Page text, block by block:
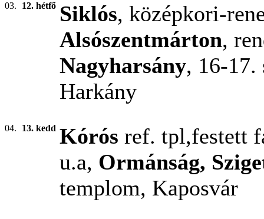
03. 12. hétfő Siklós, középkori-
Alsószentmárton,
Nagyharsány, 16-17.
Harkány
04. 13. kedd Kórós ref. tpl,festett
u.a, Ormánság,
templom, Kaposvár